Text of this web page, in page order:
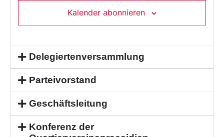
Kalender abonnieren
Delegiertenversammlung
Parteivorstand
Geschäftsleitung
Konferenz der